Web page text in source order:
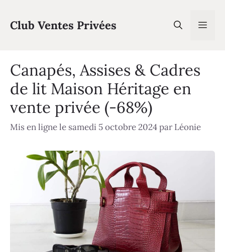
contenu
Club Ventes Privées
Canapés, Assises & Cadres
de lit Maison Héritage en
vente privée (-68%)
Mis en ligne le samedi 5 octobre 2024parLéonie